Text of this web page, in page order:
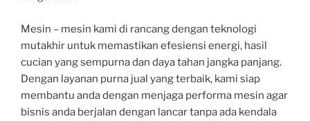
Mesin – mesin kami di rancang dengan teknologi
mutakhir untuk memastikan efesiensi energi, hasil
cucian yang sempurna dan daya tahan jangka panjang.
Dengan layanan purna jual yang terbaik, kami siap
membantu anda dengan menjaga performa mesin agar
bisnis anda berjalan dengan lancar tanpa ada kendala